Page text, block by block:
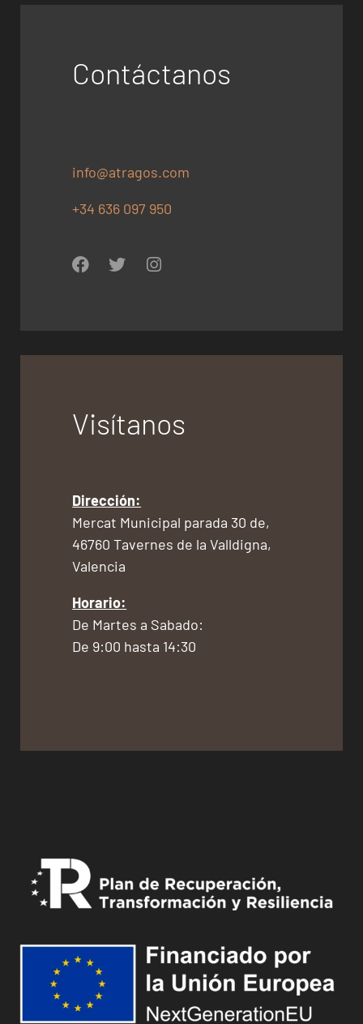
Contáctanos
info@atragos.com
+34 636 097 950
Visítanos
Dirección:
Mercat Municipal parada 30 de,
46760 Tavernes de la Valldigna,
Valencia
Horario:
De Martes a Sabado:
De 9:00 hasta 14:30